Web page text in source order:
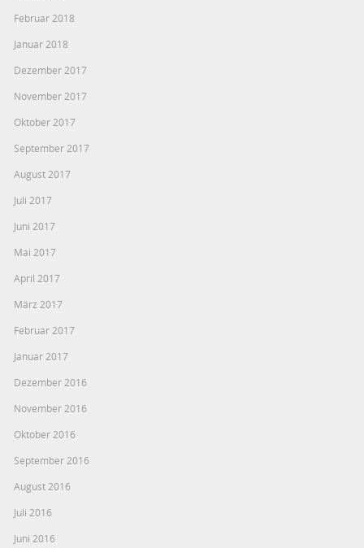
Februar 2018
Januar 2018
Dezember 2017
November 2017
Oktober 2017
September 2017
August 2017
Juli 2017
Juni 2017
Mai 2017
April 2017
März 2017
Februar 2017
Januar 2017
Dezember 2016
November 2016
Oktober 2016
September 2016
August 2016
Juli 2016
Juni 2016